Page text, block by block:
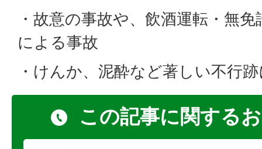
・故意の事故や、飲酒運転・無
による事故
・けんか、泥酔など著しい不行
この記事に関する